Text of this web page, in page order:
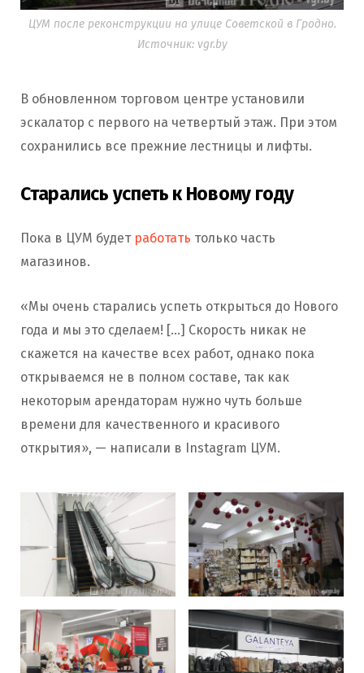
ЦУМ после реконструкции на улице Советской в Гродно.
Источник: vgr.by
В обновленном торговом центре установили
эскалатор с первого на четвертый этаж. При этом
сохранились все прежние лестницы и лифты.
Старались успеть к Новому году
Пока в ЦУМ будет работать только часть
магазинов.
«Мы очень старались успеть открыться до Нового
года и мы это сделаем! […] Скорость никак не
скажется на качестве всех работ, однако пока
открываемся не в полном составе, так как
некоторым арендаторам нужно чуть больше
времени для качественного и красивого
открытия», — написали в Instagram ЦУМ.